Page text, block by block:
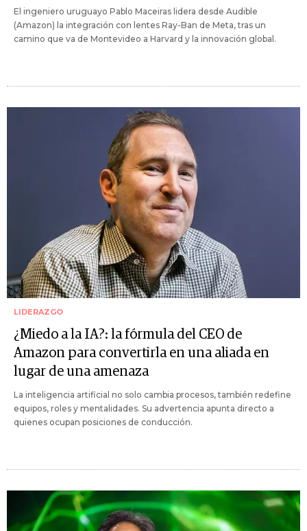
El ingeniero uruguayo Pablo Maceiras lidera desde Audible
(Amazon) la integración con lentes Ray-Ban de Meta, tras un
camino que va de Montevideo a Harvard y la innovación global.
LIDERAZGO
¿Miedo a la IA?: la fórmula del CEO de
Amazon para convertirla en una aliada en
lugar de una amenaza
La inteligencia artificial no solo cambia procesos, también redefine
equipos, roles y mentalidades. Su advertencia apunta directo a
quienes ocupan posiciones de conducción.